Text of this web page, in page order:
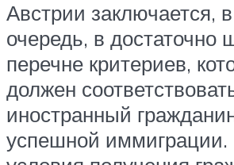
Австрии заключается,
очередь, в достаточно
перечне критериев,
должен
иностранный
успешной иммиграции.